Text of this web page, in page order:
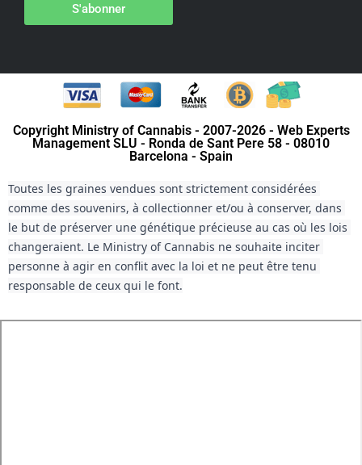
S'abonner
Copyright Ministry of Cannabis - 2007-2026 - Web Experts
Management SLU - Ronda de Sant Pere 58 - 08010
Barcelona - Spain
Toutes les graines vendues sont strictement considérées
comme des souvenirs, à collectionner et/ou à conserver, dans
le but de préserver une génétique précieuse au cas où les lois
changeraient. Le Ministry of Cannabis ne souhaite inciter
personne à agir en conflit avec la loi et ne peut être tenu
responsable de ceux qui le font.